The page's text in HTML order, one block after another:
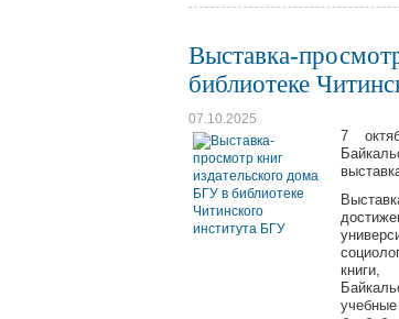
Выставка-
библиотеке
07.10.2025
7
книги,